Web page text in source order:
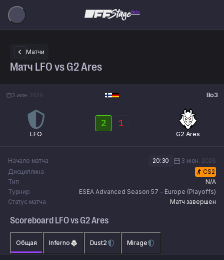
Beta
Матчи
Матч LFO vs G2 Ares
3 июн. 2026 Bo3
LFO
2 1
G2 Ares
Начало матча 20:30 3 июн. 2026
Дисциплина
CS2
Тип
N/A
Турнир
ESEA Advanced Season 57 - Europe (Playoffs)
Статус матча
Матч завершен
Scoreboard LFOvsG2 Ares
Общая Inferno Dust2 Mirage